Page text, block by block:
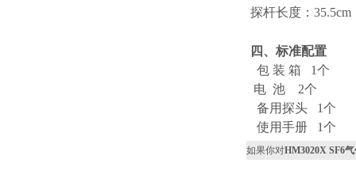
探杆长度：35.5cm
四、标准配置
包 装 箱 1个
电 池 2个
备用探头 1个
使用手册 1个
如果你对HM3020X SF6